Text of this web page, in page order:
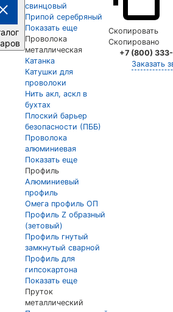
свинцовый
Припой серебряный
Показать еще
Проволока
металлическая
Катанка
Катушки для
проволоки
Нить акл, аскл в
бухтах
Плоский барьер
безопасности (ПББ)
Проволока
алюминиевая
Показать еще
Профиль
Алюминиевый
профиль
Омега профиль ОП
Профиль Z образный
(зетовый)
Профиль гнутый
замкнутый сварной
Профиль для
гипсокартона
Показать еще
Пруток
металлический
Скопировать
Скопировано
+7 (800)
Заказать